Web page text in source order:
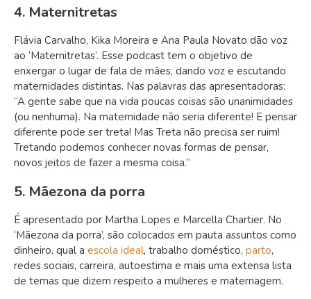
4. Maternitretas
Flávia Carvalho, Kika Moreira e Ana Paula Novato dão voz
ao ‘Maternitretas’. Esse podcast tem o objetivo de
enxergar o lugar de fala de mães, dando voz e escutando
maternidades distintas. Nas palavras das apresentadoras:
“A gente sabe que na vida poucas coisas são unanimidades
(ou nenhuma). Na maternidade não seria diferente! E pensar
diferente pode ser treta! Mas Treta não precisa ser ruim!
Tretando podemos conhecer novas formas de pensar,
novos jeitos de fazer a mesma coisa.”
5. Mãezona da porra
É apresentado por Martha Lopes e Marcella Chartier. No
‘Mãezona da porra’, são colocados em pauta assuntos como
dinheiro, qual a escola ideal, trabalho doméstico, parto,
redes sociais, carreira, autoestima e mais uma extensa lista
de temas que dizem respeito a mulheres e maternagem.